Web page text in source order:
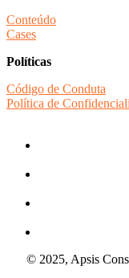
Conteúdo
Cases
Políticas
Código de Conduta
Política de
© 2025, Apsis